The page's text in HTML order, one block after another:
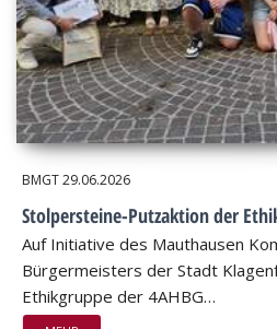
BMGT29.06.2026
Stolpersteine-Putzaktion der
Auf Initiative des Mauthausen
Bürgermeisters der Stadt
Ethikgruppe der 4AHBG…